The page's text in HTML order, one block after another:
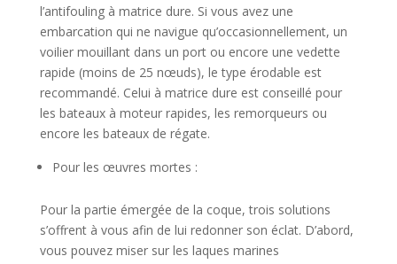
l’antifouling à matrice dure. Si vous avez une
embarcation qui ne navigue qu’occasionnellement, un
voilier mouillant dans un port ou encore une vedette
rapide (moins de 25 nœuds), le type érodable est
recommandé. Celui à matrice dure est conseillé pour
les bateaux à moteur rapides, les remorqueurs ou
encore les bateaux de régate.
Pour les œuvres mortes :
Pour la partie émergée de la coque, trois solutions
s’offrent à vous afin de lui redonner son éclat. D’abord,
vous pouvez miser sur les laques marines